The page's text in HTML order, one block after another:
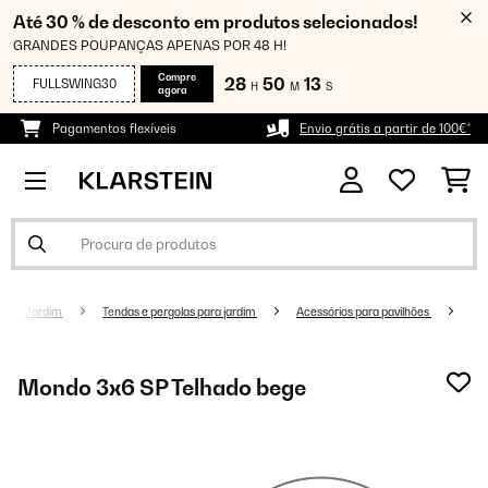
Até 30 % de desconto em produtos selecionados!
GRANDES POUPANÇAS APENAS POR 48 H!
FULLSWING30
Compre
agora
28 H 50 M 13 S
Pagamentos flexíveis Envio grátis a partir de 100€*
Jardim Tendas e pergolas para jardim Acessórios para pavilhões
Mondo 3x6 SP Telhado bege